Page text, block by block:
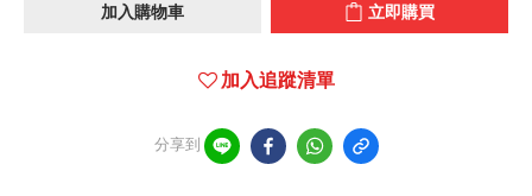
加入購物車 立即購買
加入追蹤清單
分享到